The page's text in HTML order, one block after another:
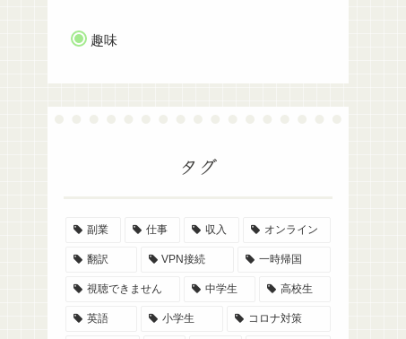
趣味
タグ
副業 仕事 収入 オンライン
翻訳 VPN接続 一時帰国
視聴できません 中学生 高校生
英語 小学生 コロナ対策